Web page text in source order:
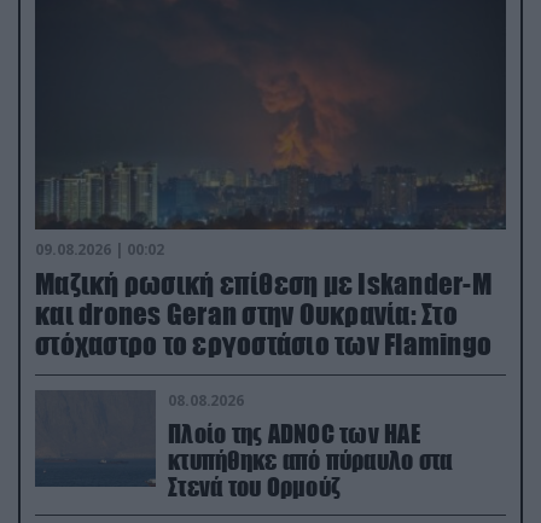
09.08.2026 | 00:02
Μαζική ρωσική επίθεση με Iskander-M
και drones Geran στην Ουκρανία: Στο
στόχαστρο το εργοστάσιο των Flamingo
08.08.2026
Πλοίο της ADNOC των ΗΑΕ
κτυπήθηκε από πύραυλο στα
Στενά του Ορμούζ